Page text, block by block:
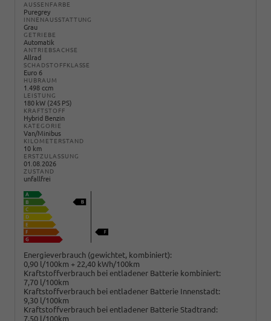
AUSSENFARBE
Puregrey
INNENAUSSTATTUNG
Grau
GETRIEBE
Automatik
ANTRIEBSACHSE
Allrad
SCHADSTOFFKLASSE
Euro 6
HUBRAUM
1.498 ccm
LEISTUNG
180 kW (245 PS)
KRAFTSTOFF
Hybrid Benzin
KATEGORIE
Van/Minibus
KILOMETERSTAND
10 km
ERSTZULASSUNG
01.08.2026
ZUSTAND
unfallfrei
Energieverbrauch (gewichtet, kombiniert):
0,90 l/100km + 22,40 kWh/100km
Kraftstoffverbrauch bei entladener Batterie kombiniert:
7,70 l/100km
Kraftstoffverbrauch bei entladener Batterie Innenstadt:
9,30 l/100km
Kraftstoffverbrauch bei entladener Batterie Stadtrand:
7,50 l/100km